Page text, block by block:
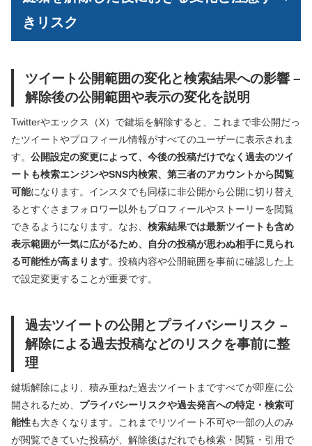
きリスク
ツイート公開範囲の変化と検索結果への影響 –
解除後の公開範囲や表示の変化を説明
Twitterやエックス（X）で鍵垢を解除すると、これまで非公開だっ
たツイートやプロフィール情報がすべてのユーザーに表示されま
す。 公開設定の変更によって、今後の投稿だけでなく過去のツイ
ートも検索エンジンやSNS内検索、第三者のアカウントから閲覧
可能になります。インスタでも同様に非公開から公開に切り替え
るとすぐさまフォロワー以外もプロフィールやストーリーを閲覧
できるようになります。なお、 検索結果では最新ツイートも含め
表示範囲が一気に広がるため、自分の投稿が思わぬ相手に見られ
る可能性が高まります。投稿内容や公開範囲を事前に確認した上
で設定変更することが重要です。
過去ツイートの公開とプライバシーリスク –
解除による過去投稿などのリスクを事前に整
理
鍵垢解除により、積み重ねた過去ツイートまですべてが即座に公
開されるため、 プライバシーリスクや過去発言への特定・検索可
能性も大きくなります。これまでリツイート不可や一部の人のみ
が閲覧できていた投稿が、解除後はだれでも検索・閲覧・引用で